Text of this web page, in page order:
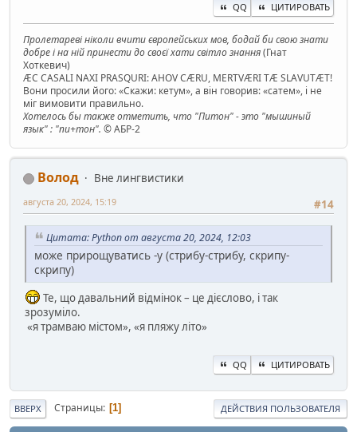
QQ ЦИТИРОВАТЬ
Пролетареві ніколи вчити європейських мов, бодай би свою знати
добре і на ній принести до своєї хати світло знання(Гнат
Хоткевич)
ÆC CASALI NAXI PRASQURI: AHOV CÆRU, MERTVÆRI TÆ SLAVUTÆT!
Вони просили його: «Скажи: кетум», а він говорив: «сатем», і не
міг вимовити правильно.
Хотелось бы также отметить, что "Питон" - это "мышиный
язык" : "пи+тон". © АБР-2
Волод
Вне лингвистики
#14
августа 20, 2024, 15:19
Цитата: Python от августа 20, 2024, 12:03
може прирощуватись -у (стрибу-стрибу, скрипу-
скрипу)
Те, що давальний відмінок – це дієслово, і так
зрозуміло.
«я трамваю містом», «я пляжу літо»
QQ ЦИТИРОВАТЬ
ВВЕРХ Страницы 1 ДЕЙСТВИЯ ПОЛЬЗОВАТЕЛЯ